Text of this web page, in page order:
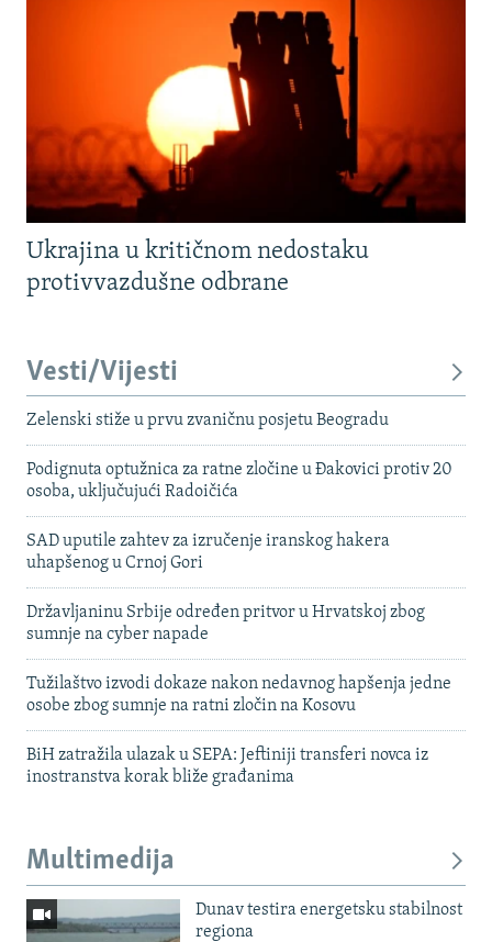
Ukrajina u kritičnom nedostaku
protivvazdušne odbrane
Vesti/Vijesti
Zelenski stiže u prvu zvaničnu posjetu Beogradu
Podignuta optužnica za ratne zločine u Đakovici protiv 20
osoba, uključujući Radoičića
SAD uputile zahtev za izručenje iranskog hakera
uhapšenog u Crnoj Gori
Državljaninu Srbije određen pritvor u Hrvatskoj zbog
sumnje na cyber napade
Tužilaštvo izvodi dokaze nakon nedavnog hapšenja jedne
osobe zbog sumnje na ratni zločin na Kosovu
BiH zatražila ulazak u SEPA: Jeftiniji transferi novca iz
inostranstva korak bliže građanima
Multimedija
Dunav testira energetsku stabilnost
regiona